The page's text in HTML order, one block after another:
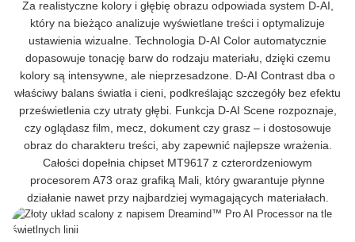
Za realistyczne kolory i głębię obrazu odpowiada system D-AI,
który na bieżąco analizuje wyświetlane treści i optymalizuje
ustawienia wizualne. Technologia D-AI Color automatycznie
dopasowuje tonację barw do rodzaju materiału, dzięki czemu
kolory są intensywne, ale nieprzesadzone. D-AI Contrast dba o
właściwy balans światła i cieni, podkreślając szczegóły bez efektu
prześwietlenia czy utraty głębi. Funkcja D-AI Scene rozpoznaje,
czy oglądasz film, mecz, dokument czy grasz – i dostosowuje
obraz do charakteru treści, aby zapewnić najlepsze wrażenia.
Całości dopełnia chipset MT9617 z czterordzeniowym
procesorem A73 oraz grafiką Mali, który gwarantuje płynne
działanie nawet przy najbardziej wymagających materiałach.